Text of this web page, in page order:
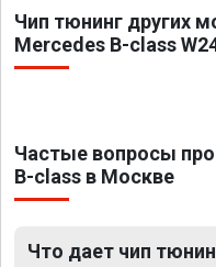
Чип тюнинг других
Mercedes B-class
Частые вопросы
B-class в Москве
Что дает чип